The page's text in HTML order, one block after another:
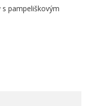
pampeliškovým